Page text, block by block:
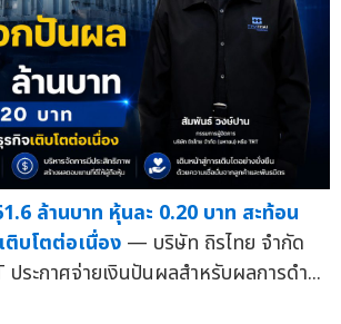
ล้านบาท หุ้นละ 0.20 บาท สะท้อน
ติบโตต่อเนื่อง — บริษัท ถิรไทย จำกัด
ระกาศจ่ายเงินปันผลสำหรับผลการดำ...